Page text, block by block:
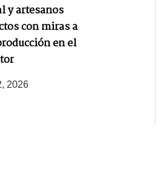
y artesanos
con miras a
en el
2026